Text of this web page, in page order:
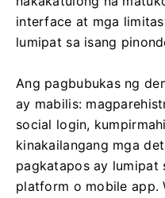
interface at mga
lumipat sa isang
Ang pagbubukas ng
ay mabilis:
social login,
kinakailangang mga
pagkatapos ay lumipat
platform o mobile app.